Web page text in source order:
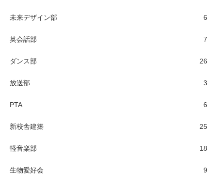
未来デザイン部 6
英会話部 7
ダンス部 26
放送部 3
PTA 6
新校舎建築 25
軽音楽部 18
生物愛好会 9